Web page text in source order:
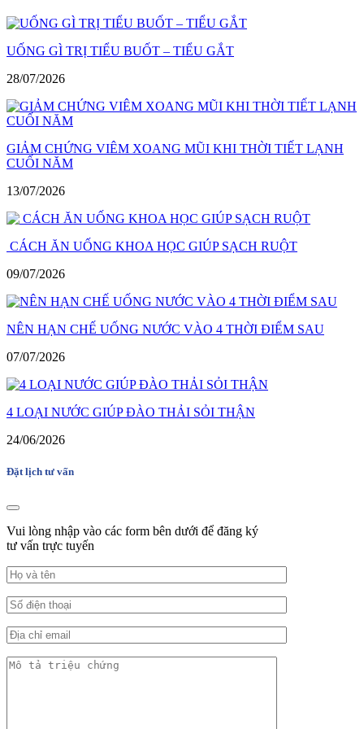
UỐNG GÌ TRỊ TIỂU BUỐT – TIỂU GẮT
28/07/2026
GIẢM CHỨNG VIÊM XOANG MŨI KHI THỜI TIẾT LẠNH
CUỐI NĂM
13/07/2026
CÁCH ĂN UỐNG KHOA HỌC GIÚP SẠCH RUỘT
09/07/2026
NÊN HẠN CHẾ UỐNG NƯỚC VÀO 4 THỜI ĐIỂM SAU
07/07/2026
4 LOẠI NƯỚC GIÚP ĐÀO THẢI SỎI THẬN
24/06/2026
Đặt lịch tư vấn
Vui lòng nhập vào các form bên dưới để đăng ký
tư vấn trực tuyến